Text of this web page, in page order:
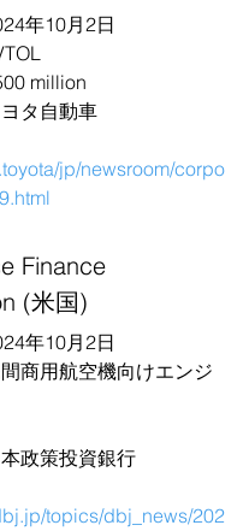
年10月2日
million
タ自動車
jp/newsroom/corpo
Finance
(米国)
年10月2日
商用航空機向けエンジ
政策投資銀行
topics/dbj_news/202